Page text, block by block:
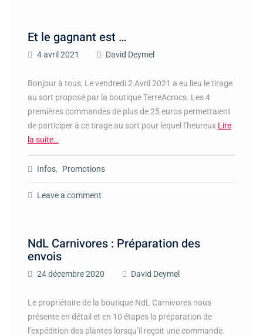
Et le gagnant est …
4 avril 2021 David Deymel
Bonjour à tous, Le vendredi 2 Avril 2021 a eu lieu le tirage
au sort proposé par la boutique TerreAcrocs. Les 4
premières commandes de plus de 25 euros permettaient
de participer à ce tirage au sort pour lequel l’heureux Lire
la suite…
Infos, Promotions
Leave a comment
NdL Carnivores : Préparation des
envois
24 décembre 2020 David Deymel
Le propriétaire de la boutique NdL Carnivores nous
présente en détail et en 10 étapes la préparation de
l’expédition des plantes lorsqu’il reçoit une commande.